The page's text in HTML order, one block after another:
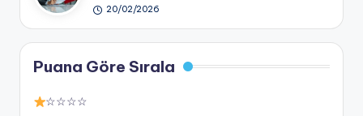
20/02/2026
Puana Göre Sırala
☆☆☆☆